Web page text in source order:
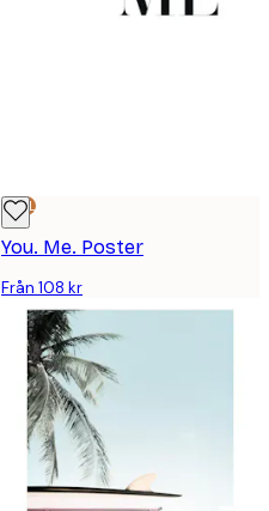
DEAL
You. Me. Poster
Från 108 kr